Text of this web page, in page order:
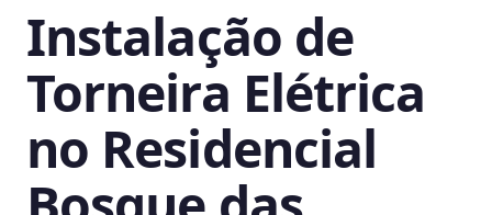
Instalação de
Torneira Elétrica
no Residencial